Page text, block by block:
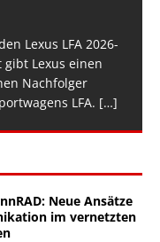
Lexus LFA 2026-
gibt Lexus einen
Nachfolger
LFA. […]
Neue Ansätze
im vernetzten